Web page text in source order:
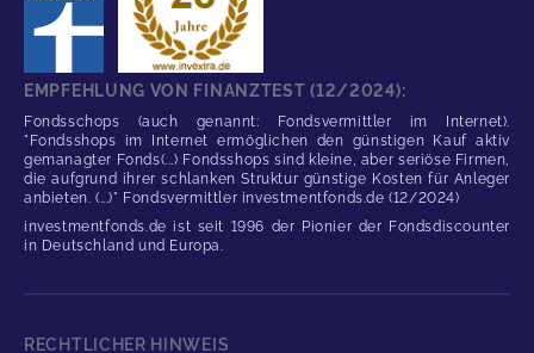
EMPFEHLUNG VON FINANZTEST (12/2024):
Fondsschops (auch genannt: Fondsvermittler im Internet).
"Fondsshops im Internet ermöglichen den günstigen Kauf aktiv
gemanagter Fonds(...) Fondsshops sind kleine, aber seriöse Firmen,
die aufgrund ihrer schlanken Struktur günstige Kosten für Anleger
anbieten. (...)" Fondsvermittler investmentfonds.de (12/2024)
investmentfonds.de ist seit 1996 der Pionier der Fondsdiscounter
in Deutschland und Europa.
RECHTLICHER HINWEIS